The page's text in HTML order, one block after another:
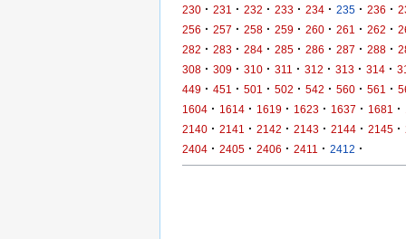
230 · 231 · 232 · 233 · 234 · 235 · 236 ·
256 · 257 · 258 · 259 · 260 · 261 · 262 ·
282 · 283 · 284 · 285 · 286 · 287 · 288 ·
308 · 309 · 310 · 311 · 312 · 313 · 314 ·
449 · 451 · 501 · 502 · 542 · 560 · 561 ·
1604 · 1614 · 1619 · 1623 · 1637 · 1681 ·
2140 · 2141 · 2142 · 2143 · 2144 · 2145 ·
2404 · 2405 · 2406 · 2411 · 2412 ·